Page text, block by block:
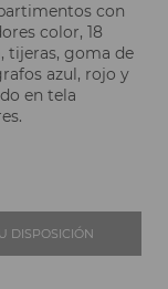
con
color, 18
tijeras, goma de
azul, rojo y
en tela
DISPOSICIÓN